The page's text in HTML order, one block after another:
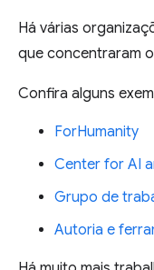
Há várias
que concentraram
Confira alguns
ForHumanity
Center for AI
Grupo de
Autoria e